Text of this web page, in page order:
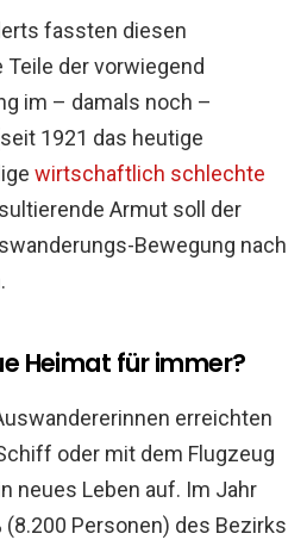
fassten diesen
der vorwiegend
im – damals noch –
1921 das heutige
wirtschaftlich schlechte
Armut soll der
Bewegung nach
Heimat für immer?
erreichten
oder mit dem Flugzeug
neues Leben auf. Im Jahr
(8.200 Personen) des Bezirks